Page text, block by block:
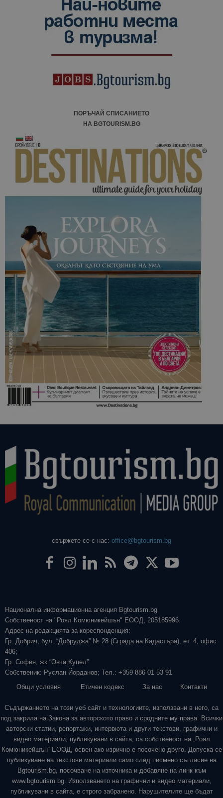
ПОРЪЧАЙ СПИСАНИЕТО
НА BGTOURISM.BG
свържете се с нас: office@bgtourism.bg
Национална информационна агенция Bgtourism.bg
Собственост на "Роял Комюникейшън" ЕООД, 205185996.
Адрес на редакцията за кореспонденция:
Гр. Добрич, бул. “Добруджа” № 28 (Сграда на Кадастъра), ет. 4, офис
406;
Гр. София, жк “Овча Купел”
Собственик: Руслан Йорданов; Тел.: +359 886 01 53 91
Общи условия
Етичен кодекс За нас Контакти
Съдържанието на този уеб сайт и технологиите, използвани в него, са
под закрила на Закона за авторското право и сродните му права. Всички
авторски статии, репортажи, интервюта и други текстови, графични и
видео материали, публикувани в сайта, са собственост на „Роял
Комюникейшън“ ЕООД, освен ако изрично е посочено друго. Допуска се
публикуване на текстови материали само след писмено съгласие на
Bgtourism.bg, посочване на източника и добавяне на линк към
www.bgtourism.bg. Използването на графични и видео материали,
публикувани в сайта, е строго забранено. Нарушителите ще бъдат